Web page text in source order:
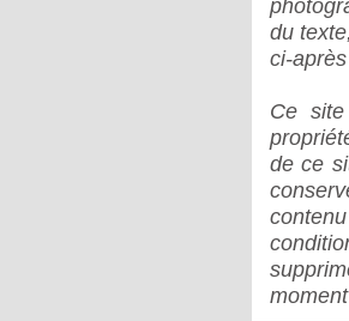
du
ci-
Ce
de ce